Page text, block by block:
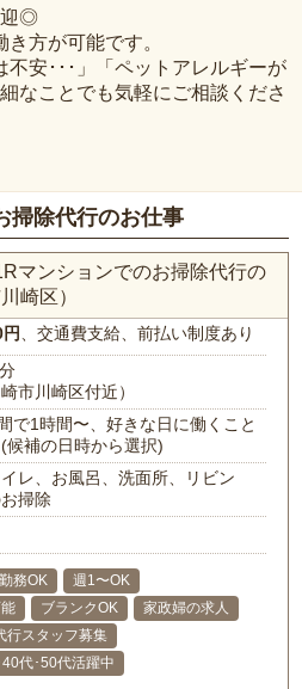
迎◎
方が可能です。
不安･･･」「ペットアレルギーが
なことでも気軽にご相談くださ
掃除代行のお仕事
マンションでのお掃除代行の
崎区）
、交通費支給、前払い制度あり
市川崎区付近）
で1時間〜、好きな日に働くこと
候補の日時から選択)
レ、お風呂、洗面所、リビン
掃除
務OK
週1〜OK
ブランクOK
家政婦の求人
行スタッフ募集
代･50代活躍中